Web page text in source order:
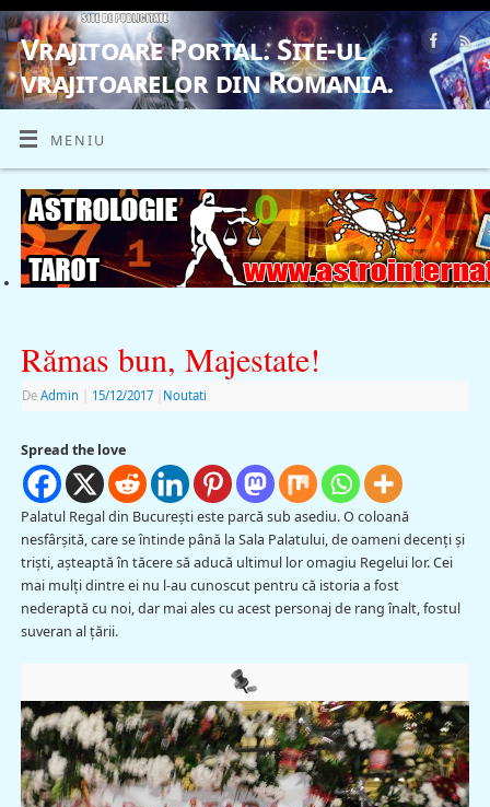
Vrajitoare Portal. Site-ul
vrajitoarelor din Romania.
VRAJITOARE, VRAJITOARELE, VRAJITOARE
MENIU
Rămas bun, Majestate!
De Admin 15/12/2017 Noutati
Spread the love
Palatul Regal din București este parcă sub asediu. O coloană
nesfârșită, care se întinde până la Sala Palatului, de oameni decenți și
triști, așteaptă în tăcere să aducă ultimul lor omagiu Regelui lor. Cei
mai mulți dintre ei nu l-au cunoscut pentru că istoria a fost
nederaptă cu noi, dar mai ales cu acest personaj de rang înalt, fostul
suveran al țării.